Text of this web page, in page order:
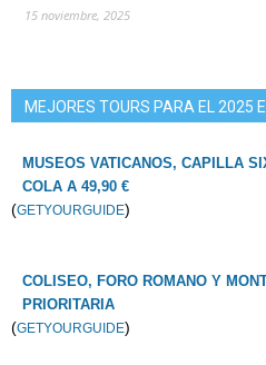
15 noviembre, 2025
MEJORES TOURS PARA EL 2025
MUSEOS VATICANOS, CAPILLA
COLA A 49,90 €
(GETYOURGUIDE)
COLISEO, FORO ROMANO Y
PRIORITARIA
(GETYOURGUIDE)